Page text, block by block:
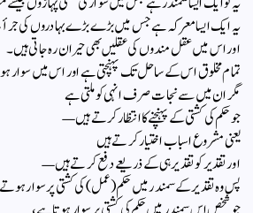
یہ ایک ایسا معرکہ ہے جس میں بڑے بڑے بہادروں کی
اور اس میں عقل مندوں کی عقلیں بھی حیران رہ جاتی ہیں۔
تمام مخلوق اس کے ساحل تک پہنچتی ہے اور اس میں سوار
مگر ان میں سے نجات صرف انہی کو ملتی ہے
جو حکم کی کشتی کے پہنچنے کا انتظار کرتے ہیں—
یعنی مشروع اسباب اختیار کرتے ہیں
اور تقدیر کو تقدیر ہی کے ذریعے دفع کرتے ہیں—
پس وہ تقدیر کے سمندر میں حکم (عمل) کی کشتی پر سوار